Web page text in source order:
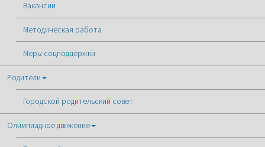
Вакансии
Методическая работа
Меры соцподдержки
Родители
Городской родительский совет
Олимпиадное движение